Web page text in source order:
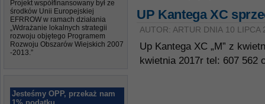
Projekt współfinansowany był ze
środków Unii Europejskiej
EFRROW w ramach działania
„Wdrażanie lokalnych strategii
rozwoju objętego Programem
Rozwoju Obszarów Wiejskich 2007
-2013.”
Jesteśmy OPP, przekaż nam
UP Kantega XC
AUTOR: ARTUR DNIA 10 LIPCA
Up Kantega XC „M” z
kwietnia 2017r tel: 607 562